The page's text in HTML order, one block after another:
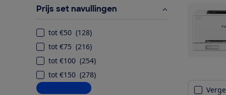
Prijs set navullingen
tot €50 (128)
tot €75 (216)
tot €100 (254)
tot €150 (278)
Meer informatie